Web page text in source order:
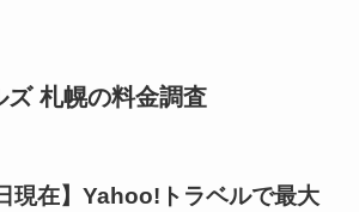
ズ 札幌の料金調査
現在】Yahoo!トラベルで最大